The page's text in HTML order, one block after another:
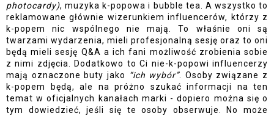
photocardy), muzyka k-popowa i bubble tea. A wszystko to
reklamowane głównie wizerunkiem influencerów, którzy z
k-popem nic wspólnego nie mają. To właśnie oni są
twarzami wydarzenia, mieli profesjonalną sesję oraz to oni
będą mieli sesję Q&A a ich fani możliwość zrobienia sobie
z nimi zdjęcia. Dodatkowo to Ci nie-k-popowi influencerzy
mają oznaczone buty jako
“ich wybór”. Osoby związane z
k-popem będą, ale na próżno szukać informacji na ten
temat w oficjalnych kanałach marki - dopiero można się o
tym dowiedzieć, jeśli się te osoby obserwuje. No może